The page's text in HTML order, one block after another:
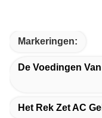
Markeringen:
De Voedingen
Het Rek Zet AC